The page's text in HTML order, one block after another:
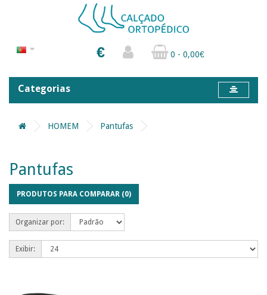
€ 0 - 0,00€
Categorias
HOMEM Pantufas
Pantufas
PRODUTOS PARA COMPARAR (0)
Organizar por:
Exibir: